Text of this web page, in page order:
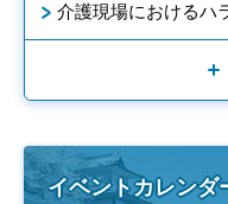
介護現場におけるハ
イベントカレンダ